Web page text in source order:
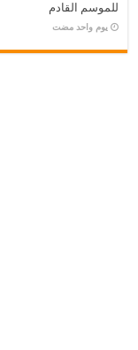
للموسم القادم
‏يوم واحد مضت